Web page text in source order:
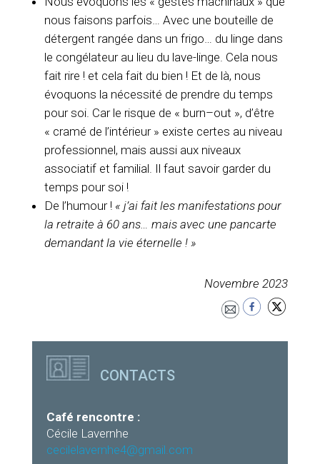
nous faisons parfois… Avec une bouteille de
détergent rangée dans un frigo… du linge dans
le congélateur au lieu du lave-linge. Cela nous
fait rire ! et cela fait du bien ! Et de là, nous
évoquons la nécessité de prendre du temps
pour soi. Car le risque de « burn–out », d’être
« cramé de l’intérieur » existe certes au niveau
professionnel, mais aussi aux niveaux
associatif et familial. Il faut savoir garder du
temps pour soi !
De l’humour ! « j’ai fait les manifestations pour
la retraite à 60 ans… mais avec une pancarte
demandant la vie éternelle ! »
Novembre 2023
CONTACTS
Café rencontre :
Cécile Lavernhe
cecilelavernhe4@gmail.com